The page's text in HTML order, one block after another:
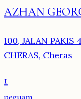
AZHAN
100, JALAN PAKIS
CHERAS, Cheras
1
peguam